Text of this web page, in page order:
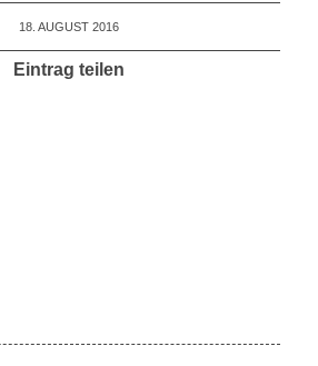
18. AUGUST 2016
Eintrag teilen